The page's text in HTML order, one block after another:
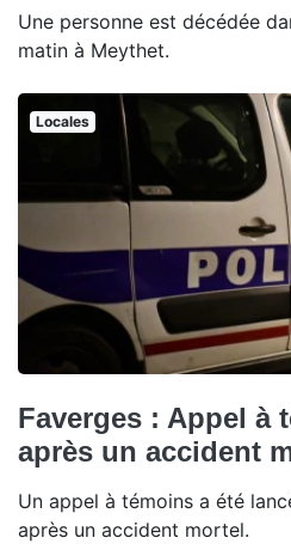
Une personne est décédée
matin à Meythet.
Locales
Faverges : Appel à
après un accident
Un appel à témoins a été
après un accident mortel.